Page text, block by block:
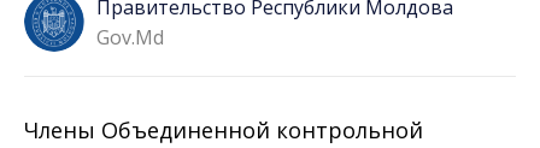
Правительство Республики Молдова
Gov.md
Члены Объединенной контрольной